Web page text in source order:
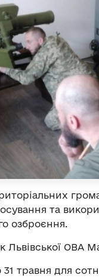
та
озброєння.
Львівської ОВА
травня для